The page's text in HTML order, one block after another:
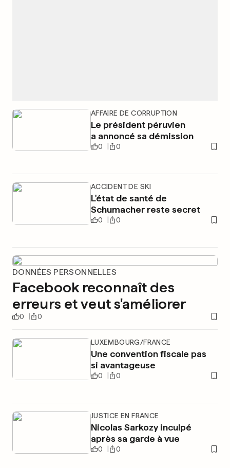
AFFAIRE DE CORRUPTION
Le président péruvien
a annoncé sa démission
0 0
ACCIDENT DE SKI
L'état de santé de
Schumacher reste secret
0 0
DONNÉES PERSONNELLES
Facebook reconnaît des
erreurs et veut s'améliorer
0 0
LUXEMBOURG/FRANCE
Une convention fiscale pas
si avantageuse
0 0
JUSTICE EN FRANCE
Nicolas Sarkozy inculpé
après sa garde à vue
0 0